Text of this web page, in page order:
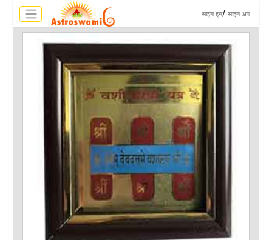
साइन इन/ साइन अप